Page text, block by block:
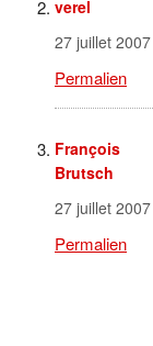
verel
27 juillet 2007
Permalien
François
Brutsch
27 juillet 2007
Permalien